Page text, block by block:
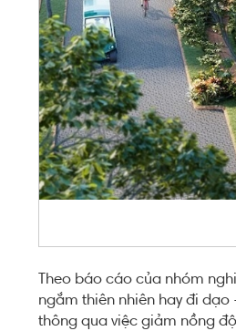
Theo báo cáo của nhóm
ngắm thiên nhiên hay đi
thông qua việc giảm nồng